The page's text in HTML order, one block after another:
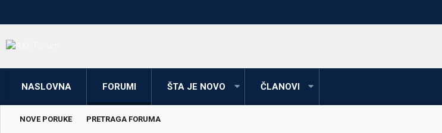
NASLOVNA FORUMI ŠTA JE NOVO ČLANOVI
NOVE PORUKE PRETRAGA FORUMA